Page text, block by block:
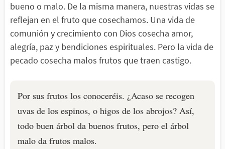
bueno o malo. De la misma manera, nuestras vidas se
reflejan en el fruto que cosechamos. Una vida de
comunión y crecimiento con Dios cosecha amor,
alegría, paz y bendiciones espirituales. Pero la vida de
pecado cosecha malos frutos que traen castigo.
Por sus frutos los conoceréis. ¿Acaso se recogen
uvas de los espinos, o higos de los abrojos? Así,
todo buen árbol da buenos frutos, pero el árbol
malo da frutos malos.